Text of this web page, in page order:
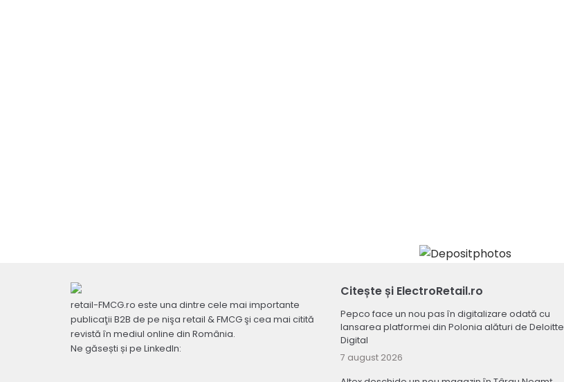
retail-FMCG.ro este una dintre cele mai importante
publicaţii B2B de pe nişa retail & FMCG şi cea mai citită
revistă în mediul online din România.
Ne găsești și pe LinkedIn:
Citește și ElectroRetail.ro
Pepco face un nou pas în digitalizare odată cu
lansarea platformei din Polonia alături de Deloitte
Digital
7 august 2026